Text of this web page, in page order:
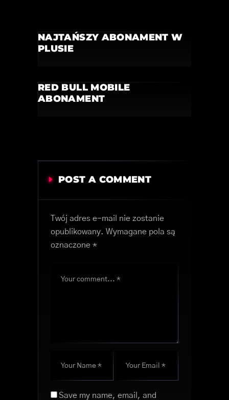
NAJTAŃSZY ABONAMENT W
PLUSIE
RED BULL MOBILE
ABONAMENT
POST A COMMENT
Twój adres e-mail nie zostanie
opublikowany. Wymagane pola są
oznaczone *
Save my name, email, and